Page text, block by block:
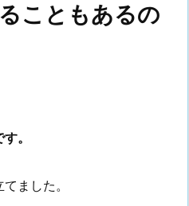
こともあるの
。
ました。